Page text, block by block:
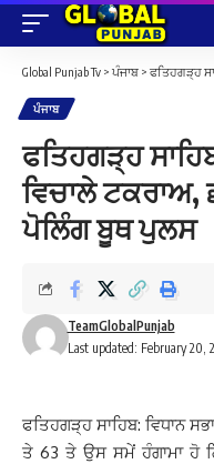
Global Punjab Tv > ਪੰਜਾਬ > ਫਤਿਹਗੜ੍ਹ ਸਾਹਿਬ
ਪੰਜਾਬ
ਫਤਿਹਗੜ੍ਹ
ਵਿਚਾਲੇ ਟਕਰਾਅ,
ਪੋਲਿੰਗ ਬੂਥ ਪੁਲਸ
Last updated: February 20,
TeamGlobalPunjab
ਫਤਿਹਗੜ੍ਹ ਸਾਹਿਬ: ਵਿਧਾਨ
ਤੇ 63 ਤੇ ਉਸ ਸਮੇਂ ਹੰਗਾਮਾ